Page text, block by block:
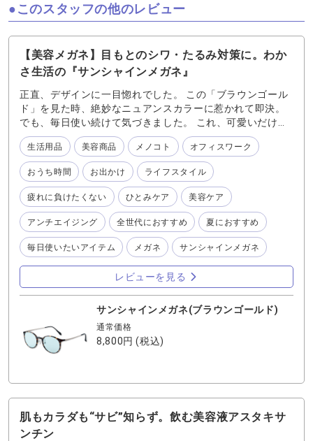
このスタッフの他のレビュー
【美容メガネ】目もとのシワ・たるみ対策に。わか
さ生活の『サンシャインメガネ』
正直、デザインに一目惚れでした。 この「ブラウンゴール
ド」を見た時、絶妙なニュアンスカラーに惹かれて即決。
でも、毎日使い続けて気づきました。 これ、可愛いだけじ
ゃなくて、レンズのスペックが「変態級(褒め言葉)」です。
✨スペック1：老化光線「近赤外線」をブロックする衝撃
知っていますか？紫外線よりも肌の奥深くまで届き、目も
とのシワやたるみを引き起こす「近赤外線」の存在を。 サ
ンシャインメガネは、これを約38.5%もカットします。
・紫外線 約99%カット ・ブルーライト 約34.9%カット
・近赤外線 約38.5%カット これ一本で、目もとの「エイ
ジングケア」を物理的にサポートしてくれる。まさに「か
ける美容液」。 10年後の自分のために、今できる最高の投
なのに「視界が暗くない」不思議 「有害な光をカットする
=レンズの色が濃くなる」というのは今までの常識でした。
でも、これは光の中でも人間が心地よいと感じる「可視光
線」をしっかり通す(透過率 約76.3%)設計なんです。 だか
ら、かけていても視界がとにかく明るい！ ・仕事中：PC
画面の色味を損なわず、ブルーライトから瞳を守る。 ・
です。 ✨スペック３：細部まで宿る「わかさ生活」のこだ
わり 「サプリメントの会社がなぜメガネ？」と思うかもし
れませんが、瞳を研究し尽くしたプロだからこそ作れた逸
生活用品 美容商品 メノコト オフィスワーク
おうち時間 お出かけ ライフスタイル
疲れに負けたくない ひとみケア 美容ケア
アンチエイジング 全世代におすすめ 夏におすすめ
毎日使いたいアイテム メガネ サンシャインメガネ
レビューを見る
サンシャインメガネ(ブラウンゴールド)
通常価格
8,800円(税込)
肌もカラダも“サビ”知らず。飲む美容液アスタキサ
ンチン